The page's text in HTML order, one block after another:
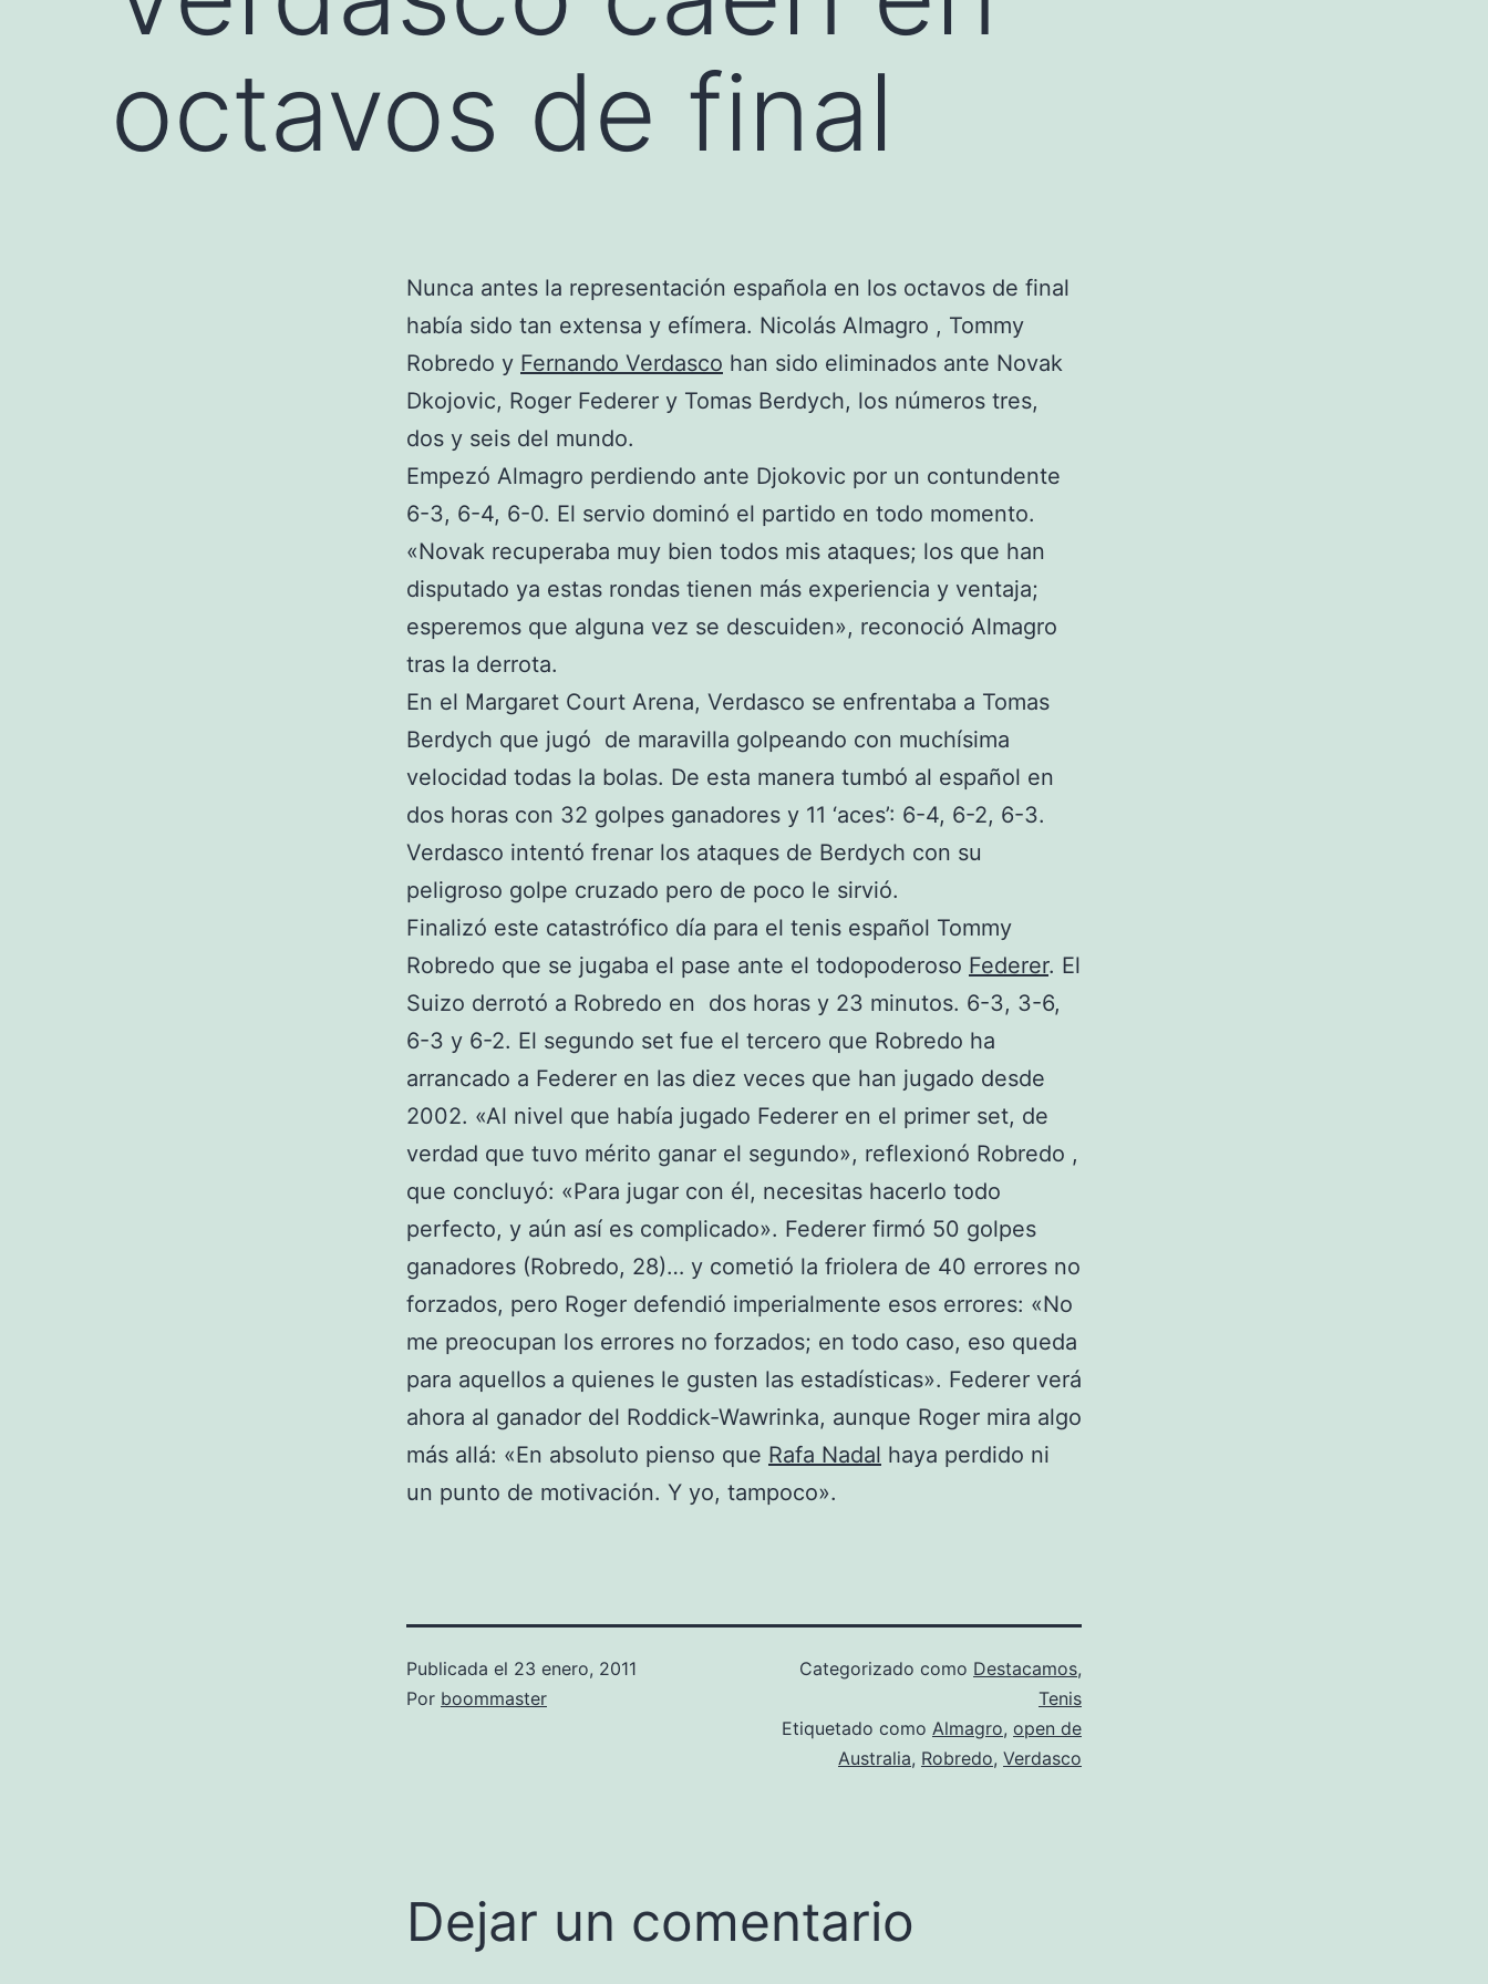
octavos de final
Nunca antes la representación española en los octavos de final
había sido tan extensa y efímera. Nicolás Almagro , Tommy
Robredo y Fernando Verdasco han sido eliminados ante Novak
Dkojovic, Roger Federer y Tomas Berdych, los números tres,
dos y seis del mundo.
Empezó Almagro perdiendo ante Djokovic por un contundente
6-3, 6-4, 6-0. El servio dominó el partido en todo momento.
«Novak recuperaba muy bien todos mis ataques; los que han
disputado ya estas rondas tienen más experiencia y ventaja;
esperemos que alguna vez se descuiden», reconoció Almagro
tras la derrota.
En el Margaret Court Arena, Verdasco se enfrentaba a Tomas
Berdych que jugó de maravilla golpeando con muchísima
velocidad todas la bolas. De esta manera tumbó al español en
dos horas con 32 golpes ganadores y 11 ‘aces’: 6-4, 6-2, 6-3.
Verdasco intentó frenar los ataques de Berdych con su
peligroso golpe cruzado pero de poco le sirvió.
Finalizó este catastrófico día para el tenis español Tommy
Robredo que se jugaba el pase ante el todopoderoso Federer. El
Suizo derrotó a Robredo en dos horas y 23 minutos. 6-3, 3-6,
6-3 y 6-2. El segundo set fue el tercero que Robredo ha
arrancado a Federer en las diez veces que han jugado desde
2002. «Al nivel que había jugado Federer en el primer set, de
verdad que tuvo mérito ganar el segundo», reflexionó Robredo ,
que concluyó: «Para jugar con él, necesitas hacerlo todo
perfecto, y aún así es complicado». Federer firmó 50 golpes
ganadores (Robredo, 28)… y cometió la friolera de 40 errores no
forzados, pero Roger defendió imperialmente esos errores: «No
me preocupan los errores no forzados; en todo caso, eso queda
para aquellos a quienes le gusten las estadísticas». Federer verá
ahora al ganador del Roddick-Wawrinka, aunque Roger mira algo
más allá: «En absoluto pienso que Rafa Nadal haya perdido ni
un punto de motivación. Y yo, tampoco».
Publicada el 23 enero, 2011
Por boommaster
Categorizado como Destacamos,
Tenis
Etiquetado como Almagro, open de
Australia, Robredo, Verdasco
Dejar un comentario